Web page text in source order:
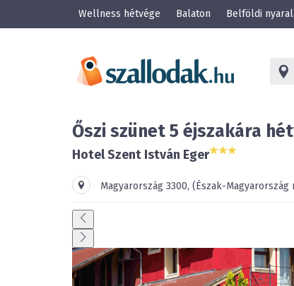
Wellness hétvége Balaton Belföldi
Őszi szünet 5 éjszakára
Hotel Szent István Eger
Magyarország 3300, (Észak-Magyarország